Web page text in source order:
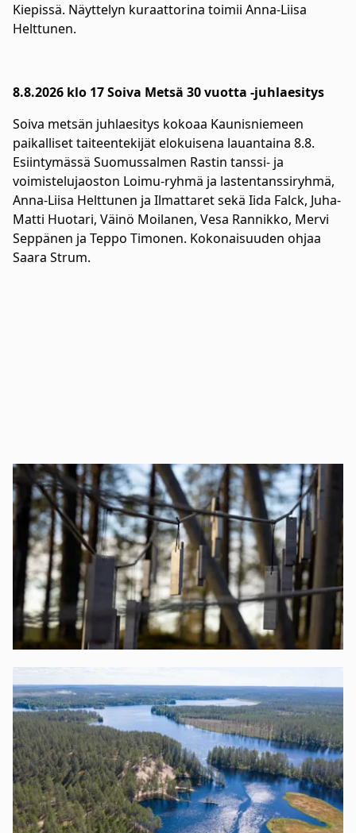
Kiepissä. Näyttelyn kuraattorina toimii Anna-Liisa
Helttunen.
8.8.2026 klo 17 Soiva Metsä 30 vuotta -juhlaesitys
Soiva metsän juhlaesitys kokoaa Kaunisniemeen
paikalliset taiteentekijät elokuisena lauantaina 8.8.
Esiintymässä Suomussalmen Rastin tanssi- ja
voimistelujaoston Loimu-ryhmä ja lastentanssiryhmä,
Anna-Liisa Helttunen ja Ilmattaret sekä Iida Falck, Juha-
Matti Huotari, Väinö Moilanen, Vesa Rannikko, Mervi
Seppänen ja Teppo Timonen. Kokonaisuuden ohjaa
Saara Strum.